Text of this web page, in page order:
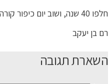
חלפו 40 שנה, ושוב יום כיפור קורה בשבת, ושוב המתיחות לשיא עם סוריה. כל כך הרבה דברים השתנו מאז, ולצערי, כה הרבה דברים נשארו בדיוק אותו הדבר וחבל.
רם בן יעקב
השארת תגובה